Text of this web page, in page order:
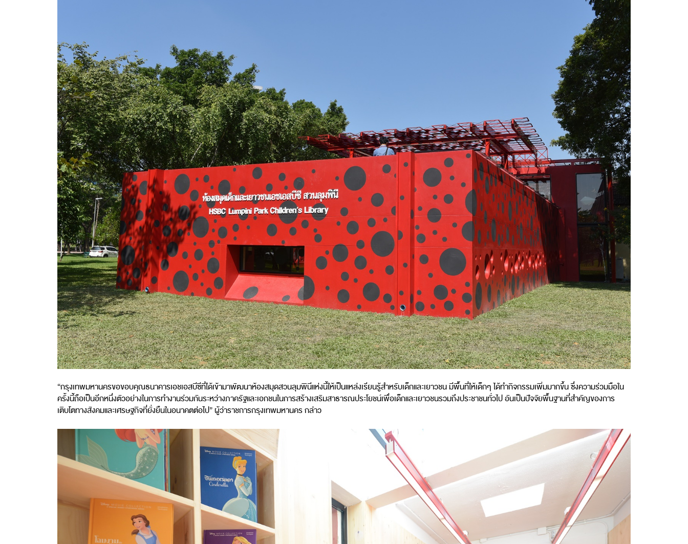
“กรุงเทพมหานครขอขอบคุณธนาคารเอชเอสบีซีที่ได้เข้ามาพัฒนาห้องสมุดสวนลุมพินีแห่งนี้ให้เป็นแหล่งเรียนรู้สำหรับเด็กและเยาวชน มีพื้นที่ให้เด็กๆ ได้ทำกิจกรรมเพิ่มมากขึ้น ซึ่งความร่วมมือใน
ครั้งนี้ถือเป็นอีกหนึ่งตัวอย่างในการทำงานร่วมกันระหว่างภาครัฐและเอกชนในการสร้างเสริมสาธารณประโยชน์เพื่อเด็กและเยาวชนรวมถึงประชาชนทั่วไป อันเป็นปัจจัยพื้นฐานที่สำคัญของการ
เติบโตทางสังคมและเศรษฐกิจที่ยั่งยืนในอนาคตต่อไป” ผู้ว่าราชการกรุงเทพมหานคร กล่าว